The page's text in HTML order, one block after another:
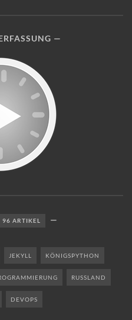
96 ARTIKEL
JEKYLL KÖNIGSPYTHON
RUSSLAND
DEVOPS